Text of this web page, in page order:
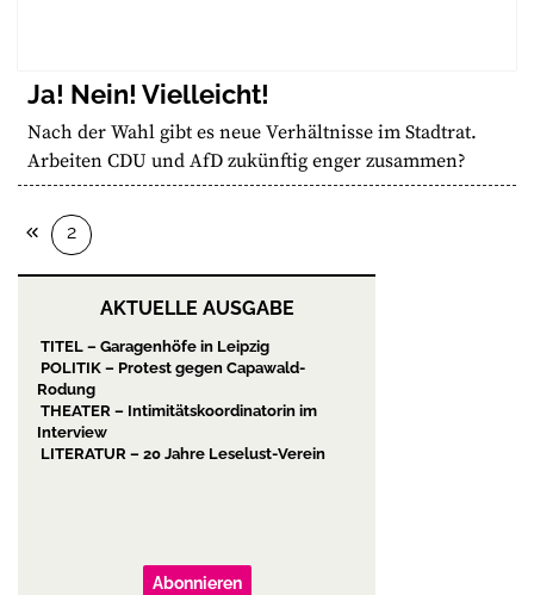
Ja! Nein! Vielleicht!
Nach der Wahl gibt es neue Verhältnisse im Stadtrat.
Arbeiten CDU und AfD zukünftig enger zusammen?
2
AKTUELLE AUSGABE
TITEL – Garagenhöfe in Leipzig
POLITIK – Protest gegen Capawald-
Rodung
THEATER – Intimitätskoordinatorin im
Interview
LITERATUR – 20 Jahre Leselust-Verein
Abonnieren